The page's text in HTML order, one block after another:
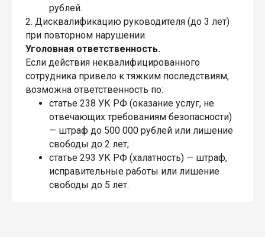
рублей.
2. Дисквалификацию руководителя (до 3 лет)
при повторном нарушении.
Уголовная ответственность.
Если действия неквалифицированного
сотрудника привело к тяжким последствиям,
возможна ответственность по:
статье 238 УК РФ (оказание услуг, не
отвечающих требованиям безопасности)
— штраф до 500 000 рублей или лишение
свободы до 2 лет;
статье 293 УК РФ (халатность) — штраф,
исправительные работы или лишение
свободы до 5 лет.